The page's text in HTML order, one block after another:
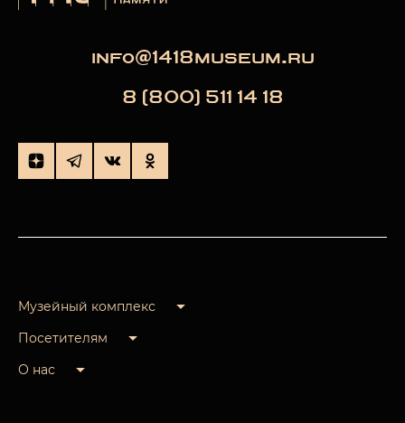
info@1418museum.ru
8 (800) 511 14 18
Музейный комплекс
Посетителям
О нас